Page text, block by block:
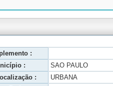
:
: SAO PAULO
: URBANA